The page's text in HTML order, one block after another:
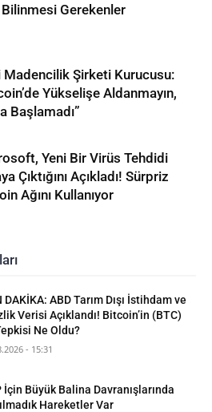
Gerekenler
Madencilik Şirketi Kurucusu:
Yükselişe Aldanmayın,
Başlamadı”
Yeni Bir Virüs Tehdidi
Çıktığını Açıkladı! Sürpriz
Ağını Kullanıyor
DAKİKA: ABD Tarım Dışı İstihdam ve
Verisi Açıklandı! Bitcoin’in (BTC)
Ne Oldu?
- 15:31
İçin Büyük Balina Davranışlarında
Hareketler Var